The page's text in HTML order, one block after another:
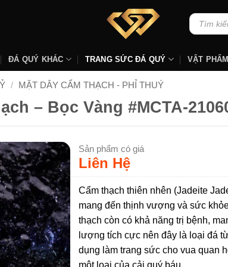
Tìm
kiếm:
ĐÁ QUÝ KHÁC TRANG SỨC ĐÁ QUÝ VẬT
/ MẶT DÂY CẨM THẠCH - PHỈ THUÝ
– Bọc Vàng #MCTA-
Sản phẩm có giá
Liên Hệ
Cẩm thạch thiên nhên (Jadeite
mang đến thịnh vượng và sức
thạch còn có khả năng trị bệnh,
lượng tích cực nên đây là loại đá
dụng làm trang sức cho vua quan
một loại của cải quý báu.